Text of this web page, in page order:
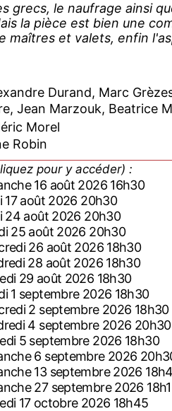
grecs, le naufrage ainsi
la pièce est bien une
maîtres et valets, enfin
Durand, Marc
Bernard
Morel
Robin
pour y accéder) :
16 août 2026 16h30
17 août 2026 20h30
24 août 2026 20h30
25 août 2026 20h30
26 août 2026 18h30
28 août 2026 18h30
29 août 2026 18h30
1 septembre 2026 18h30
2 septembre 2026 18h30
4 septembre 2026 20h30
5 septembre 2026 18h30
6 septembre 2026
13 septembre 2026
27 septembre 2026
17 octobre 2026 18h45